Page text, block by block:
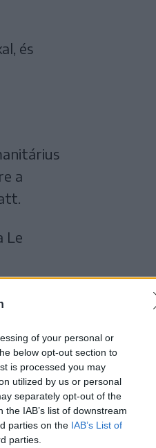
of your personal or
below opt-out section to
is processed you may
utilized by us or personal
separately opt-out of the
IAB’s list of downstream
parties on the IAB’s List of
parties.
és
a
Le